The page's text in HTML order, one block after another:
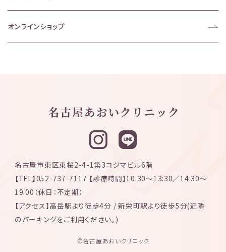
オンラインショップ
名古屋市東区東桜2-4-1第3コジマビル6階
【TEL】052-737-7117 【診療時間】10:30〜13:30／14:30〜
19:00（休日：不定期）
【アクセス】高岳駅より徒歩4分 / 新栄町駅より徒歩5分(近隣
のパーキングをご利用ください。)
©名古屋あおいクリニック